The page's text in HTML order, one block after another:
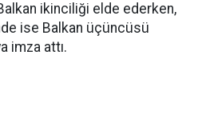
ikinciliği elde ederken,
ise Balkan üçüncüsü
imza attı.